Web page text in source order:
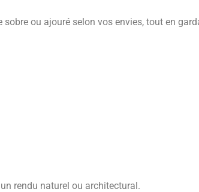
ou ajouré selon vos envies, tout en
rendu naturel ou architectural.